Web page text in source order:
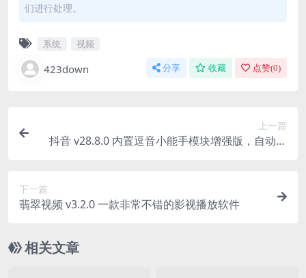
们进行处理。
系统 视频
423down 分享 收藏 点赞(0)
上一篇
抖音 v28.8.0 内置逗音小能手模块增强版，自动播
下一篇
翡翠视频 v3.2.0 一款非常不错的影视播放软件
相关文章